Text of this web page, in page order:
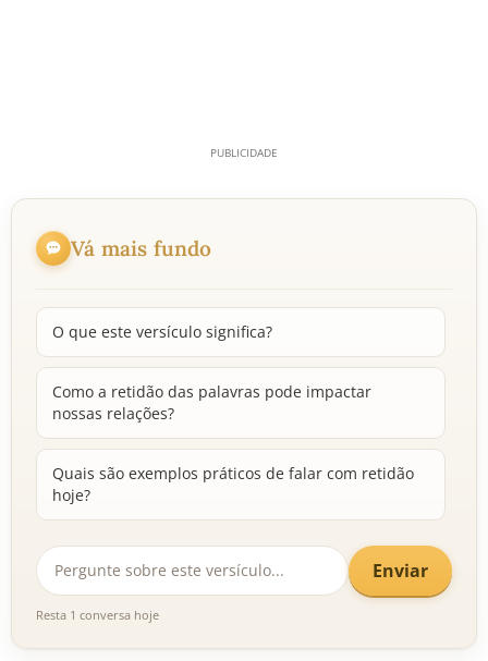
Vá mais fundo
O que este versículo significa?
Como a retidão das palavras pode impactar
nossas relações?
Quais são exemplos práticos de falar com retidão
hoje?
Enviar
Resta 1 conversa hoje